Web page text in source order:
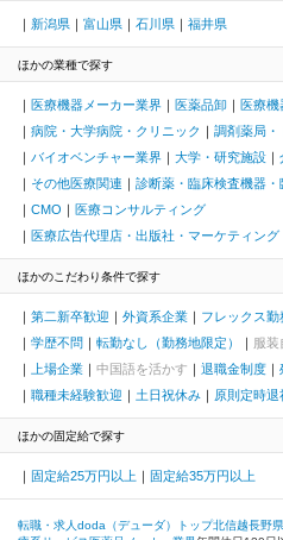
新潟県 富山県 石川県 福井県
ほかの業種で探す
医療機器メーカー業界 医薬品卸 医療機
病院・大学病院・クリニック
調剤薬局・
バイオベンチャー業界
大学・研究施設
その他医療関連
診断薬・臨床検査機器
CMO
医療コンサルティング
医療広告代理店・出版社・マーケティング
ほかのこだわり条件で探す
第二新卒歓迎 外資系企業 フレックス勤
学歴不問
転勤なし（勤務地限定） 服装
上場企業
中国語を活かす 退職金制度
職種未経験歓迎
土日祝休み 原則定時退
ほかの固定給で探す
固定給25万円以上 固定給35万円以上
転職・求人doda（デューダ）トップ北信越長野県